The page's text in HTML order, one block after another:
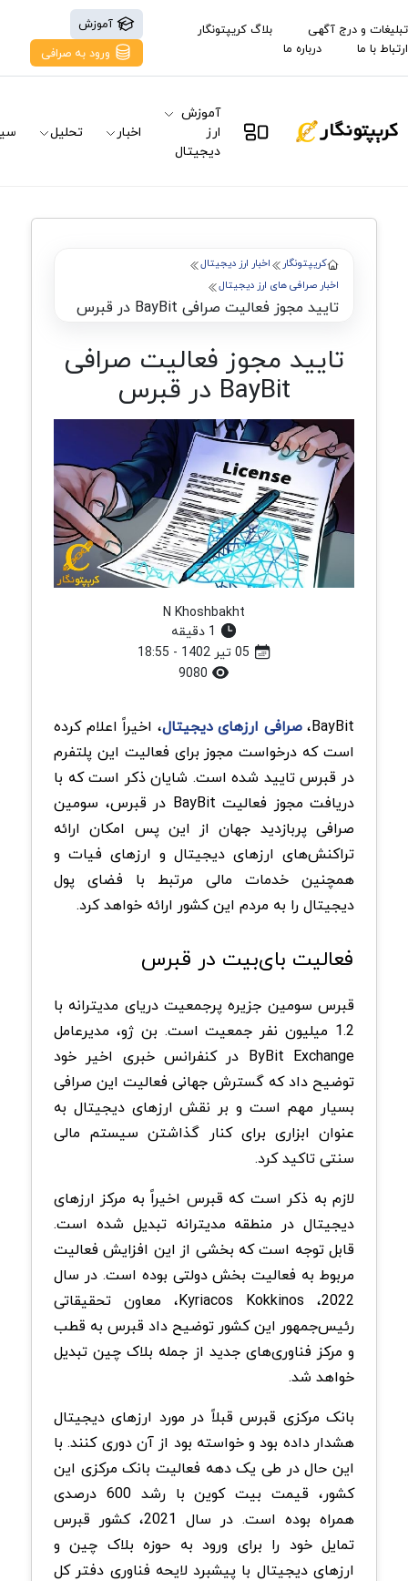
تبلیغات و درج آگهی
بلاگ کریپتونگار
ارتباط با ما
درباره ما
آموزش
ورود به صرافی
آموزش
ارز
دیجیتال
اخبار تحلیل
کریپتونگار
اخبار ارز دیجیتال
اخبار صرافی های ارز دیجیتال
تایید مجوز فعالیت صرافی BayBit در قبرس
تایید مجوز فعالیت صرافی
BayBit در قبرس
N Khoshbakht
BayBit، صرافی ارزهای دیجیتال، ​​اخیراً اعلام کرده
است که درخواست مجوز برای فعالیت این پلتفرم
در قبرس تایید شده است. شایان ذکر است که با
دریافت مجوز فعالیت BayBit ​​در قبرس، سومین
صرافی پربازدید جهان از این پس امکان ارائه
تراکنش‌های ارزهای دیجیتال و ارزهای فیات و
همچنین خدمات مالی مرتبط با فضای پول
دیجیتال را به مردم این کشور ارائه خواهد کرد.
فعالیت بای‌بیت در قبرس
قبرس سومین جزیره پرجمعیت دریای مدیترانه با
1.2 میلیون نفر جمعیت است. بن ژو، مدیرعامل
ByBit Exchange در کنفرانس خبری اخیر خود
توضیح داد که گسترش جهانی فعالیت این صرافی
بسیار مهم است و بر نقش ارزهای دیجیتال به
عنوان ابزاری برای کنار گذاشتن سیستم مالی
سنتی تاکید کرد.
لازم به ذکر است که قبرس اخیراً به مرکز ارزهای
دیجیتال در منطقه مدیترانه تبدیل شده است.
قابل توجه است که بخشی از این افزایش فعالیت
مربوط به فعالیت بخش دولتی بوده است. در سال
2022، Kyriacos Kokkinos، معاون تحقیقاتی
رئیس‌جمهور این کشور توضیح داد قبرس به قطب
و مرکز فناوری‌های جدید از جمله بلاک چین تبدیل
خواهد شد.
بانک مرکزی قبرس قبلاً در مورد ارزهای دیجیتال
هشدار داده بود و خواسته بود از آن دوری کنند. با
این حال در طی یک دهه فعالیت بانک مرکزی این
کشور، قیمت بیت کوین با رشد 600 درصدی
همراه بوده است. در سال 2021، کشور قبرس
تمایل خود را برای ورود به حوزه بلاک چین و
ارزهای دیجیتال با پیشبرد لایحه فناوری دفتر کل